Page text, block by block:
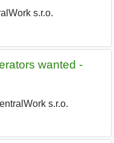
s.r.o.
wanted -
s.r.o.